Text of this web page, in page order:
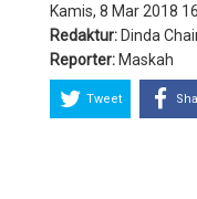
Kamis, 8 Mar 2018
Redaktur: Dinda
Reporter: Maskah
Tweet